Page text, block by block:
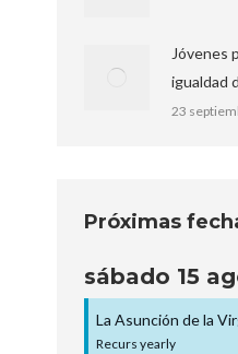
Jóvenes
igualdad
23
Próximas
sábado 15
La Asunción de la
Recurs yearly